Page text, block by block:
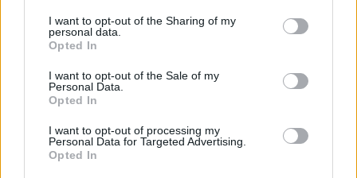
not limited to your visit or usage behaviour. You may click to
grant or deny consent to Google and its third-party tags to
use your data for below specified purposes in below Google
consent section.
I want to opt-out of the Sharing of my
personal data.
Opted In
I want to opt-out of the Sale of my
Personal Data.
Opted In
I want to opt-out of processing my
Personal Data for Targeted Advertising.
Opted In
KALÓRIADEFICIT #MOZGÁS #ANYAGCSERE
IZOMTÖMEG
DIETETIKA